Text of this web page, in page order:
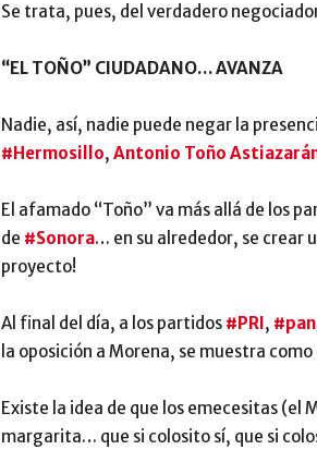
Se trata, pues, del verdadero
“EL TOÑO” CIUDADANO… AVANZA
Nadie, así, nadie puede negar la
#Hermosillo, Antonio Toño
El afamado “Toño” va más allá de los
de #Sonora… en su alrededor, se crear
proyecto!
Al final del día, a los partidos #PRI, #pan
la oposición a Morena, se muestra
Existe la idea de que los emecesitas (el
margarita… que si colosito sí, que si